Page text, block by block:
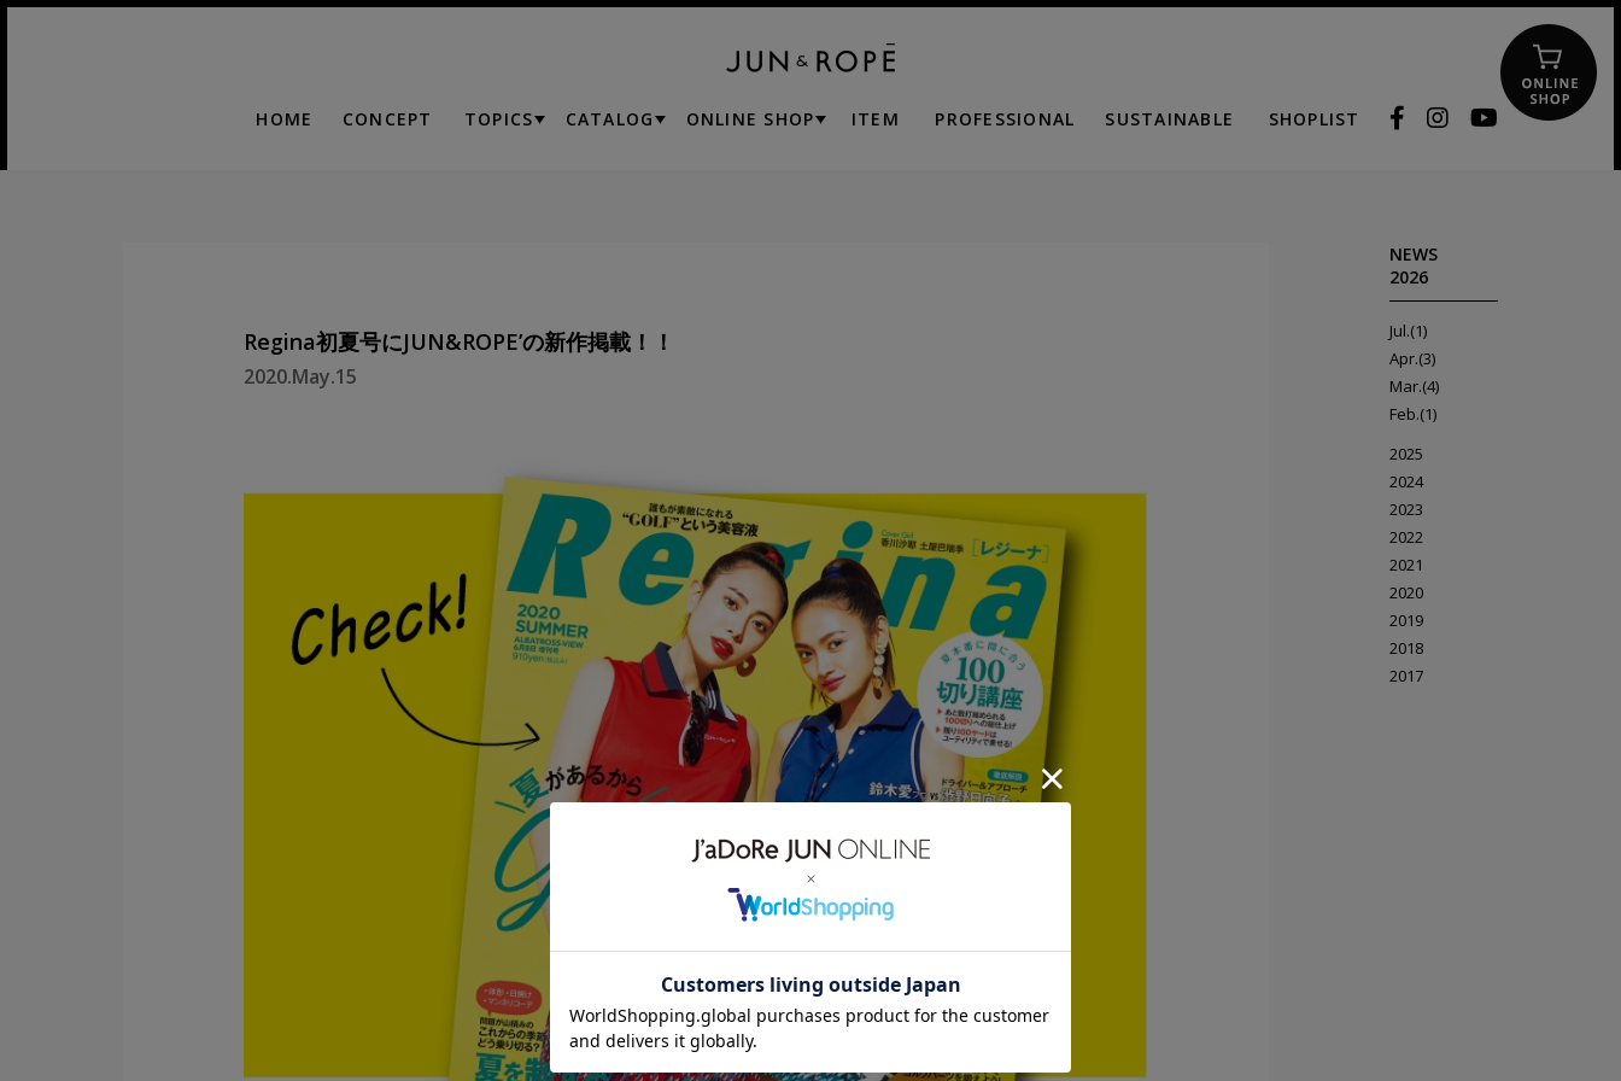
HOME CONCEPT TOPICS CATALOG ONLINE SHOP ITEM PROFESSIONAL SUSTAINABLE SHOPLIST
Regina初夏号にJUN&ROPE’の新作掲載！！
2020.May.15
NEWS
2026
Jul.(1)
Apr.(3)
Mar.(4)
Feb.(1)
2025
2024
2023
2022
2021
2020
2019
2018
2017